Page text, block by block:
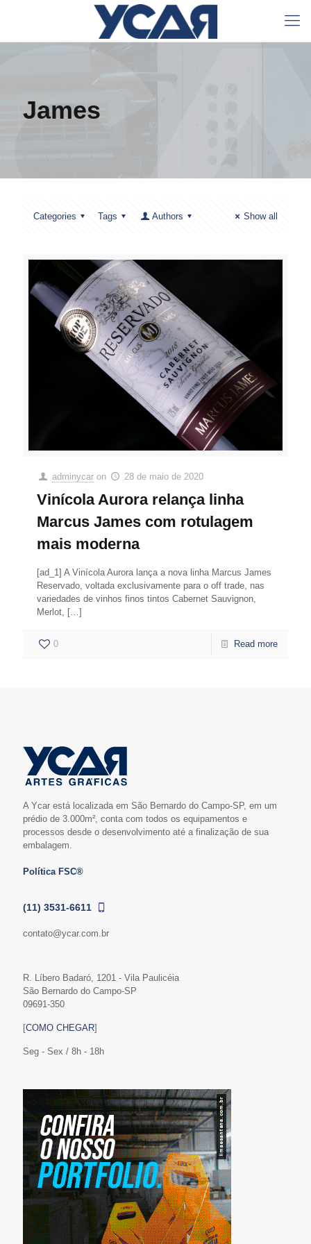
James
Categories Tags Authors Show all
adminycar on 28 de maio de 2020
Vinícola Aurora relança linha
Marcus James com rotulagem
mais moderna
[ad_1] A Vinícola Aurora lança a nova linha Marcus James
Reservado, voltada exclusivamente para o off trade, nas
variedades de vinhos finos tintos Cabernet Sauvignon,
Merlot,
[…]
0 Read more
A Ycar está localizada em São Bernardo do Campo-SP, em um
prédio de 3.000m², conta com todos os equipamentos e
processos desde o desenvolvimento até a finalização de sua
embalagem.
Política FSC®
(11) 3531-6611
contato@ycar.com.br
R. Líbero Badaró, 1201 - Vila Paulicéia
São Bernardo do Campo-SP
09691-350
[COMO CHEGAR]
Seg - Sex / 8h - 18h